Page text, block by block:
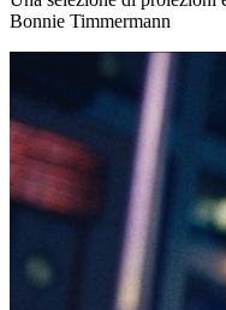
Bonnie Timmermann